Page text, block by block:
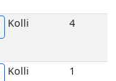
Kolli 2